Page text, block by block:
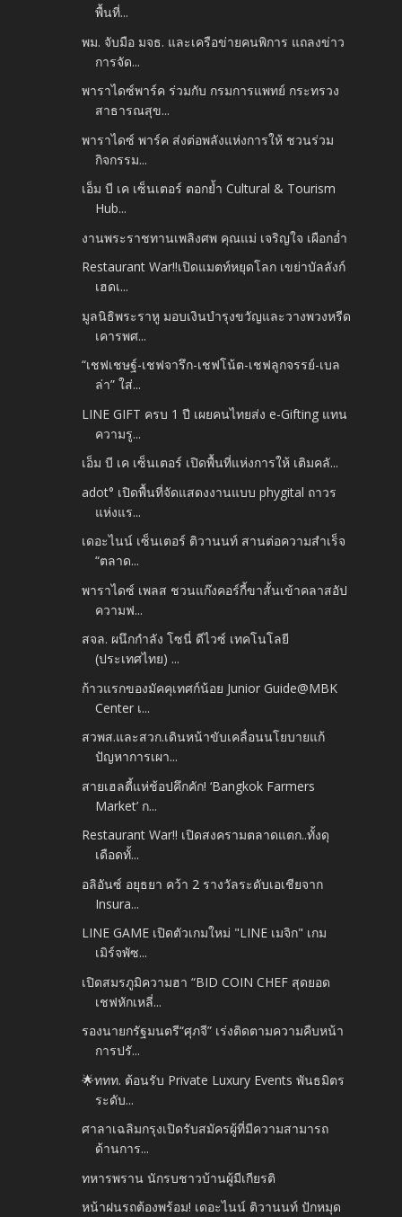
พื้นที่...
พม. จับมือ มจธ. และเครือข่ายคนพิการ แถลงข่าว
การจัด...
พาราไดซ์พาร์ค ร่วมกับ กรมการแพทย์ กระทรวง
สาธารณสุข...
พาราไดซ์ พาร์ค ส่งต่อพลังแห่งการให้ ชวนร่วม
กิจกรรม...
เอ็ม บี เค เซ็นเตอร์ ตอกย้ำ Cultural & Tourism
Hub...
งานพระราชทานเพลิงศพ คุณแม่ เจริญใจ เผือกอ่ำ
Restaurant War!!เปิดแมตท์หยุดโลก เขย่าบัลลังก์
เฮดเ...
มูลนิธิพระราหู มอบเงินบำรุงขวัญและวางพวงหรีด
เคารพศ...
“เชฟเชษฐ์-เชฟจารึก-เชฟโน้ต-เชฟลูกจรรย์-เบล
ล่า” ใส่...
LINE GIFT ครบ 1 ปี เผยคนไทยส่ง e-Gifting แทน
ความรู...
เอ็ม บี เค เซ็นเตอร์ เปิดพื้นที่แห่งการให้ เติมคลั...
adot° เปิดพื้นที่จัดแสดงงานแบบ phygital ถาวร
แห่งแร...
เดอะไนน์ เซ็นเตอร์ ติวานนท์ สานต่อความสำเร็จ
“ตลาด...
พาราไดซ์ เพลส ชวนแก๊งคอร์กี้ขาสั้นเข้าคลาสอัป
ความฟ...
สจล. ผนึกกำลัง โซนี่ ดีไวซ์ เทคโนโลยี
(ประเทศไทย) ...
ก้าวแรกของมัคคุเทศก์น้อย Junior Guide@MBK
Center เ...
สวพส.และสวก.เดินหน้าขับเคลื่อนนโยบายแก้
ปัญหาการเผา...
สายเฮลตี้แห่ช้อปคึกคัก! ‘Bangkok Farmers
Market’ ก...
Restaurant War!! เปิดสงครามตลาดแตก..ทั้งดุ
เดือดทั้...
อลิอันซ์ อยุธยา คว้า 2 รางวัลระดับเอเชียจาก
Insura...
LINE GAME เปิดตัวเกมใหม่ "LINE เมจิก" เกม
เมิร์จพัซ...
เปิดสมรภูมิความฮา “BID COIN CHEF สุดยอด
เชฟหักเหลี่...
รองนายกรัฐมนตรี“ศุภจี” เร่งติดตามความคืบหน้า
การปรั...
🌟ททท. ต้อนรับ Private Luxury Events พันธมิตร
ระดับ...
ศาลาเฉลิมกรุงเปิดรับสมัครผู้ที่มีความสามารถ
ด้านการ...
ทหารพราน นักรบชาวบ้านผู้มีเกียรติ
หน้าฝนรถต้องพร้อม! เดอะไนน์ ติวานนท์ ปักหมุด